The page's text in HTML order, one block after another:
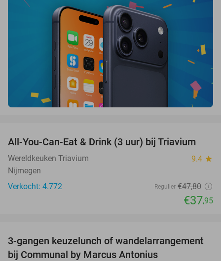
21%
All-You-Can-Eat & Drink (3 uur) bij Triavium
Wereldkeuken Triavium 9.4 star
Nijmegen
Verkocht: 4.772
Regulier €47,80
€37,95
33%
3-gangen keuzelunch of wandelarrangement
bij Communal by Marcus Antonius